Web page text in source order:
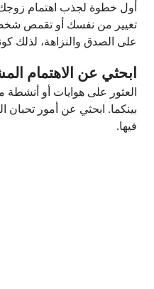
أول خطوة لجذب اهتمام
تغيير من نفسك أو تقمص
على الصدق والنزاهة، لذلك
ابحثي عن الاهتمام
العثور على هوايات أو أنشطة
بينكما. ابحثي عن أمور تحبان
فيها.